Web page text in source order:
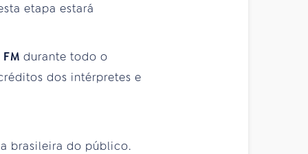
etapa estará
durante todo o
dos intérpretes e
brasileira do público.